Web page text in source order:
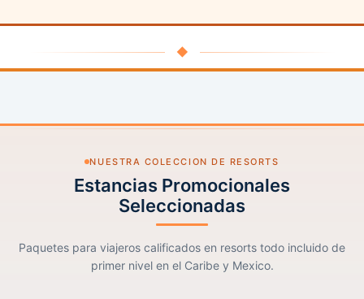
◆
NUESTRA COLECCION DE RESORTS
Estancias Promocionales
Seleccionadas
Paquetes para viajeros calificados en resorts todo incluido de
primer nivel en el Caribe y Mexico.